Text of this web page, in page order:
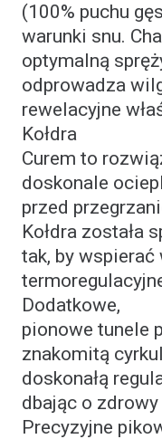
(100% puchu
warunki snu.
optymalną
odprowadza
rewelacyjne
Kołdra
Curem to
doskonale
przed
Kołdra została
tak, by wspierać
Dodatkowe,
pionowe tunele
znakomitą
doskonałą
dbając o
Precyzyjne